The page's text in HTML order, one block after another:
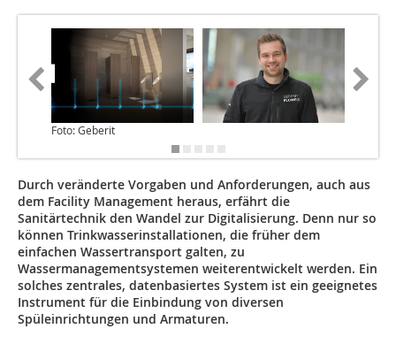
Foto: Geberit
Durch veränderte Vorgaben und Anforderungen, auch aus
dem Facility Management heraus, erfährt die
Sanitärtechnik den Wandel zur Digitalisierung. Denn nur so
können Trinkwasserinstallationen, die früher dem
einfachen Wassertransport galten, zu
Wassermanagementsystemen weiterentwickelt werden. Ein
solches zentrales, datenbasiertes System ist ein geeignetes
Instrument für die Einbindung von diversen
Spüleinrichtungen und Armaturen.